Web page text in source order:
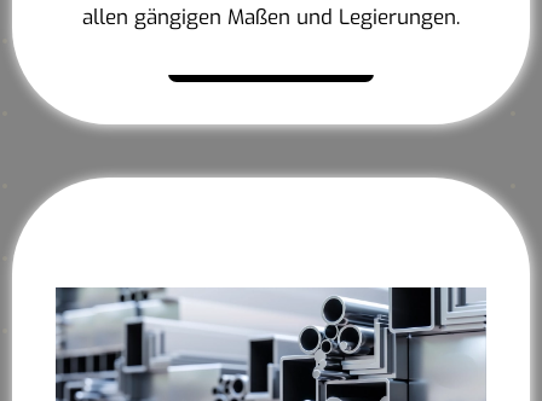
allen gängigen Maßen und Legierungen.